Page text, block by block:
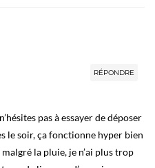
RÉPONDRE
pas à essayer de déposer
le soir, ça fonctionne hyper bien
malgré la pluie, je n’ai plus trop